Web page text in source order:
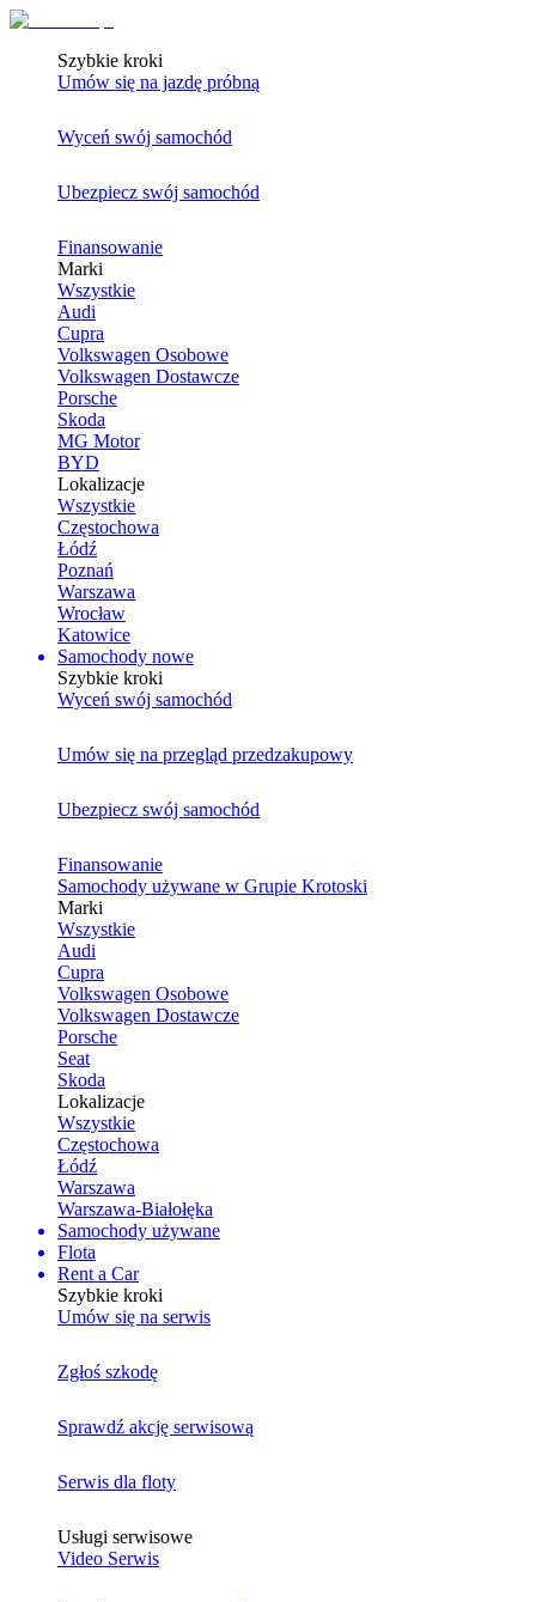
Szybkie kroki
Umów się na jazdę próbną
Wyceń swój samochód
Ubezpiecz swój samochód
Finansowanie
Marki
Wszystkie
Audi
Cupra
Volkswagen Osobowe
Volkswagen Dostawcze
Porsche
Skoda
MG Motor
BYD
Lokalizacje
Wszystkie
Częstochowa
Łódź
Poznań
Warszawa
Wrocław
Katowice
Samochody nowe
Szybkie kroki
Wyceń swój samochód
Umów się na przegląd przedzakupowy
Ubezpiecz swój samochód
Finansowanie
Samochody używane w Grupie Krotoski
Marki
Wszystkie
Audi
Cupra
Volkswagen Osobowe
Volkswagen Dostawcze
Porsche
Seat
Skoda
Lokalizacje
Wszystkie
Częstochowa
Łódź
Warszawa
Warszawa-Białołęka
Samochody używane
Flota
Rent a Car
Szybkie kroki
Umów się na serwis
Zgłoś szkodę
Sprawdź akcję serwisową
Serwis dla floty
Usługi serwisowe
Video Serwis